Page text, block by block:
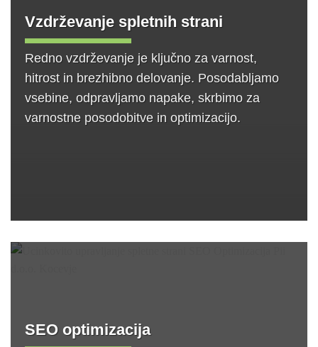
Vzdrževanje spletnih strani
Redno vzdrževanje je ključno za varnost,
hitrost in brezhibno delovanje. Posodabljamo
vsebine, odpravljamo napake, skrbimo za
varnostne posodobitve in optimizacijo.
SEO optimizacija